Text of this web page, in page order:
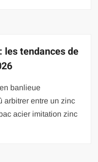
les tendances de
banlieue
arbitrer entre un zinc
acier imitation zinc